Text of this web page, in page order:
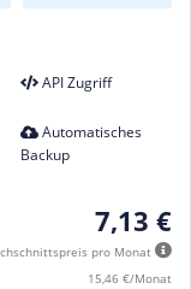
API Zugriff
Automatisches
Backup
7,13 €
pro Monat
15,46 €/Monat